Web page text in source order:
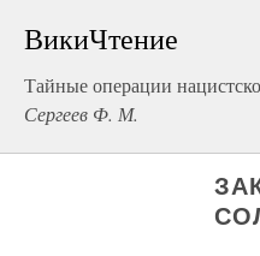
ВикиЧтение
Тайные операции
Сергеев Ф. М.